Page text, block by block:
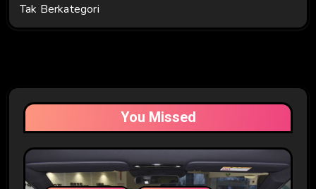
Tak Berkategori
You Missed